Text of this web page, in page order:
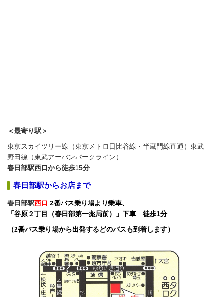
＜最寄り駅＞
東京スカイツリー線（東京メトロ日比谷線・半蔵門線直通）東武
野田線（東武アーバンパークライン）
春日部駅西口から徒歩15分
春日部駅からお店まで
春日部駅西口 2番バス乗り場より乗車、
「谷原２丁目（春日部第一薬局前）」下車 徒歩1分
（2番バス乗り場から出発するどのバスも到着します）